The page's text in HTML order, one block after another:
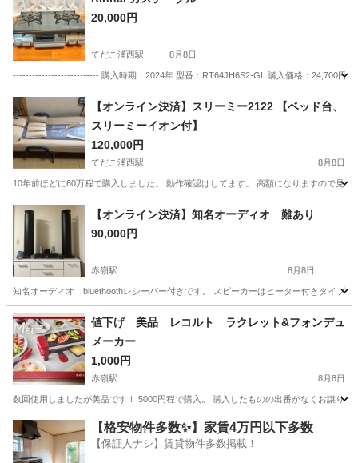
20,000円
てだこ浦西駅 8月8日
--------------------------- 購入時期：2024年 型番：RT64JH6S2-GL 購入価格：24,700円
沖縄 名護市 てだこ浦西駅 キッチン家電
【オンライン決済】スリーミー2122 【ベッド台、
スリーミーイオン付】
120,000円
てだこ浦西駅 8月8日
10年前ほどに60万程で購入しました。 動作確認はしてます。 高額になりますので見
沖縄 うるま市 てだこ浦西駅 生活家電
【オンライン決済】知名オーディオ 難あり
90,000円
赤嶺駅 8月8日
知名オーディオ bluethoothレシーバー付きです。 スピーカーはヒーター付きタイプ
沖縄 糸満市 赤嶺駅 オーディオ
値下げ 美品 レコルト ラクレット&フォンデュ
メーカー
1,000円
赤嶺駅 8月8日
数回使用しましたが美品です！ 5000円程で購入。 購入したものの出番がなくお譲り
沖縄 豊見城市 赤嶺駅 キッチン家電
【格安物件多数✨】家賃4万円以下多数
【保証人ナシ】賃貸物件多数掲載！